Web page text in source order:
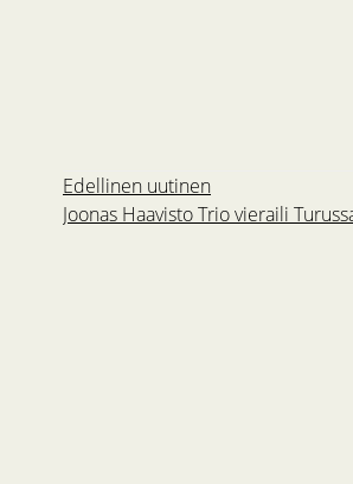
Edellinen uutinen
Joonas Haavisto Trio vieraili